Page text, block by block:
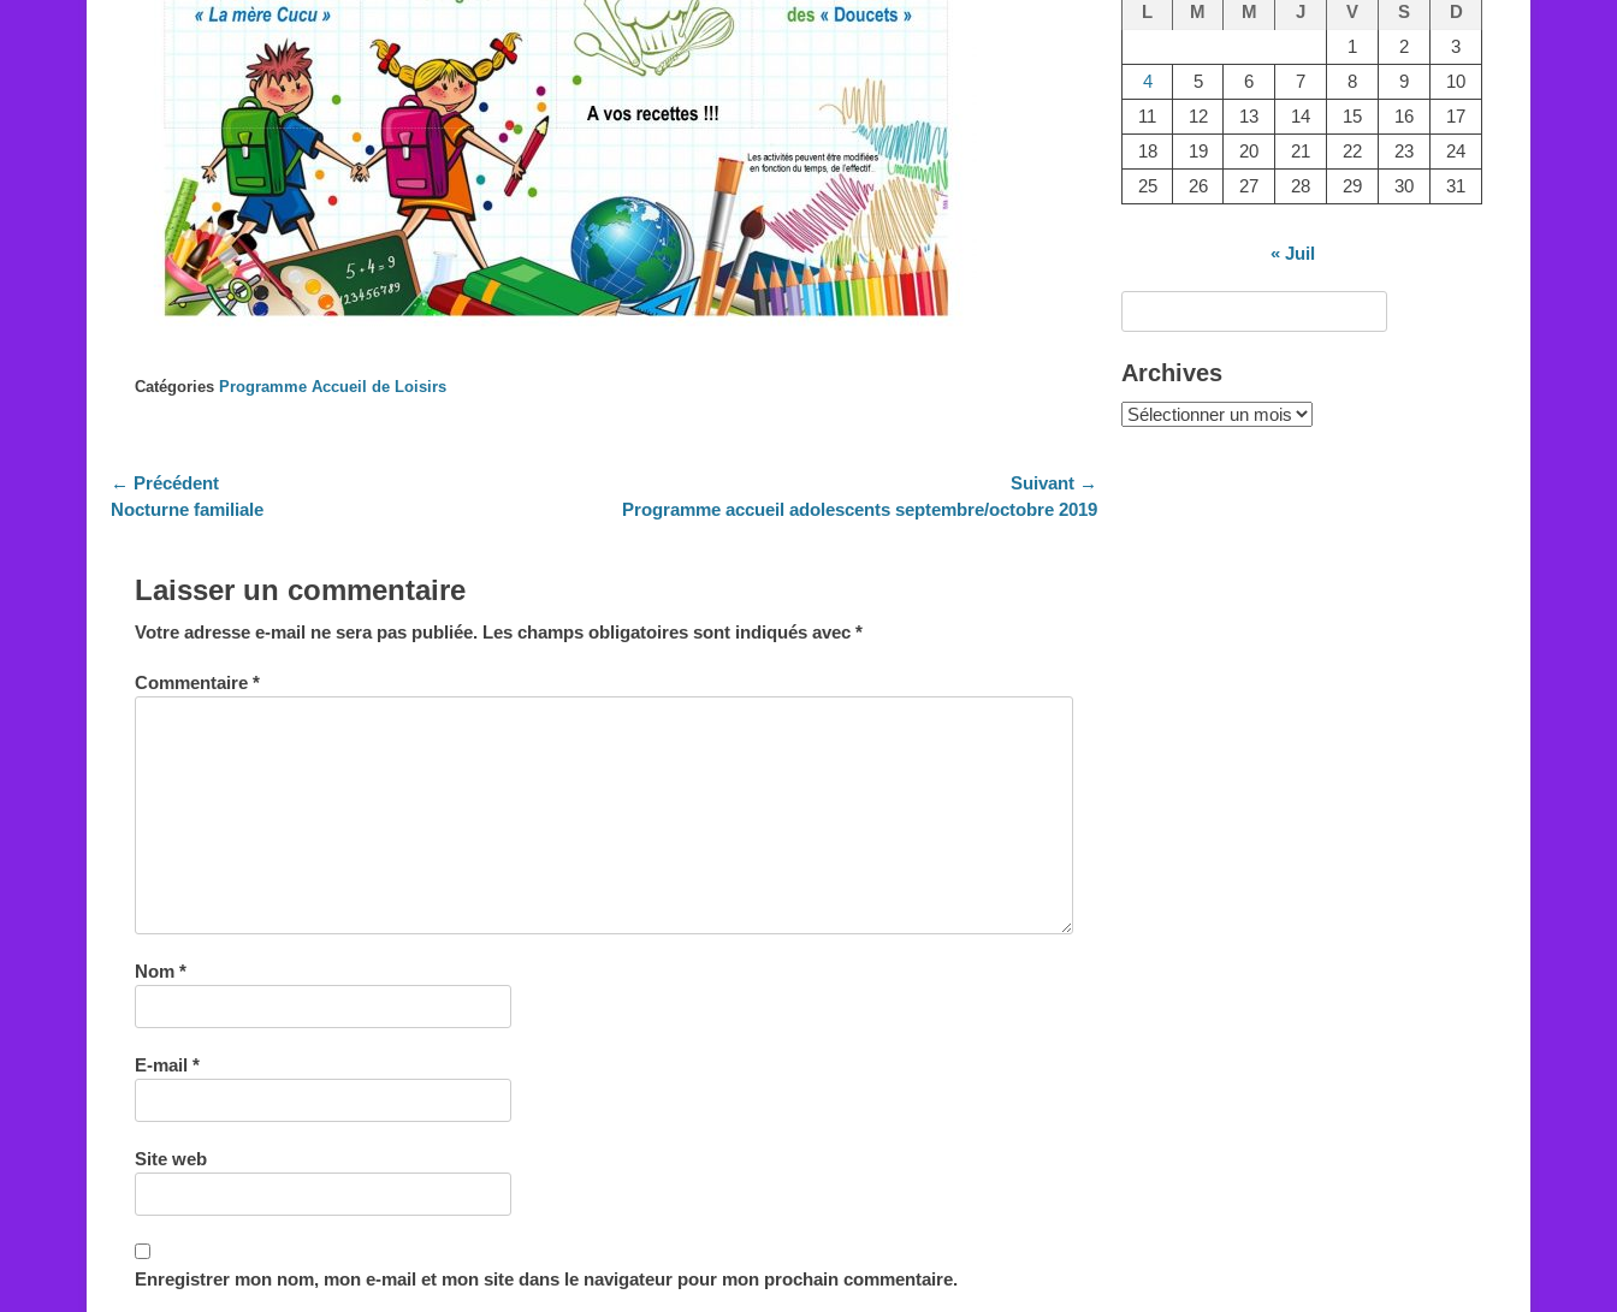
Catégories Programme Accueil de Loisirs
Navigation
de
← Précédent
Article
Nocturne familiale
Suivant →
Article
Programme accueil adolescents septembre/octobre 2019
Laisser un commentaire
Votre adresse e-mail ne sera pas publiée. Les champs obligatoires sont indiqués avec *
Commentaire *
Nom *
E-mail *
Site web
Enregistrer mon nom, mon e-mail et mon site dans le navigateur pour mon prochain commentaire.
L M M J V S
D
1
2
3
4
5 6 7 8 9
10
11
12 13 14 15 16
17
18
19 20 21 22 23
24
25
26 27 28 29 30 31
« Juil
Archives
Archives